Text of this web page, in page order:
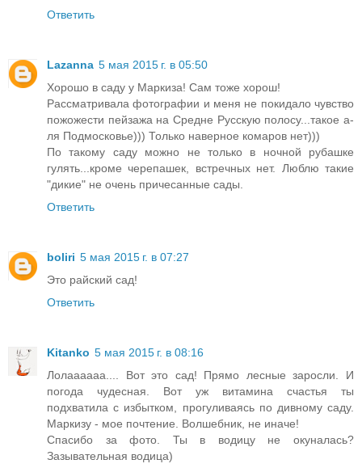
Ответить
Lazanna 5 мая 2015 г. в 05:50
Хорошо в саду у Маркиза! Сам тоже хорош!
Рассматривала фотографии и меня не покидало чувство
пожожести пейзажа на Средне Русскую полосу...такое а-
ля Подмосковье))) Только наверное комаров нет)))
По такому саду можно не только в ночной рубашке
гулять...кроме черепашек, встречных нет. Люблю такие
"дикие" не очень причесанные сады.
Ответить
boliri 5 мая 2015 г. в 07:27
Это райский сад!
Ответить
Kitanko 5 мая 2015 г. в 08:16
Лолаааааа.... Вот это сад! Прямо лесные заросли. И
погода чудесная. Вот уж витамина счастья ты
подхватила с избытком, прогуливаясь по дивному саду.
Маркизу - мое почтение. Волшебник, не иначе!
Спасибо за фото. Ты в водицу не окуналась?
Зазывательная водица)